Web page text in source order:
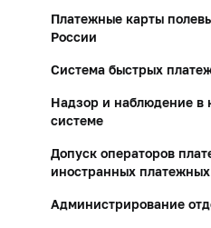
Платежные карты
России
Система быстрых
Надзор и наблюдение в
системе
Допуск операторов
иностранных
Администрирование